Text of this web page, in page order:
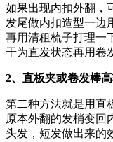
如果出现内扣外翻，
发尾做内扣造型一边
再用清租梳子打理一
干为直发状态再用卷
2、直板夹或卷发棒
第二种方法就是用直
原本外翻的发梢变回
头发，短发做出来的